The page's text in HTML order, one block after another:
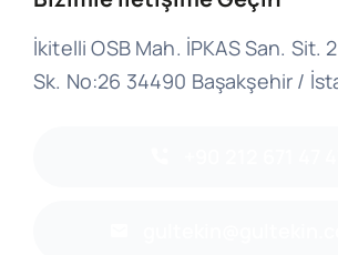
İkitelli OSB Mah. İPKAS San. Sit.
Sk. No:26 34490 Başakşehir /